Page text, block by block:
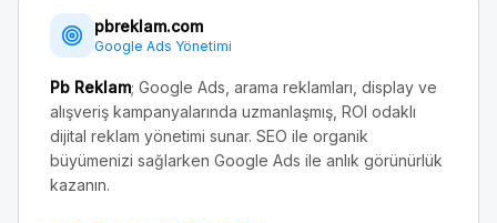
pbreklam.com
Google Ads Yönetimi
Pb Reklam; Google Ads, arama reklamları, display ve
alışveriş kampanyalarında uzmanlaşmış, ROI odaklı
dijital reklam yönetimi sunar. SEO ile organik
büyümenizi sağlarken Google Ads ile anlık görünürlük
kazanın.